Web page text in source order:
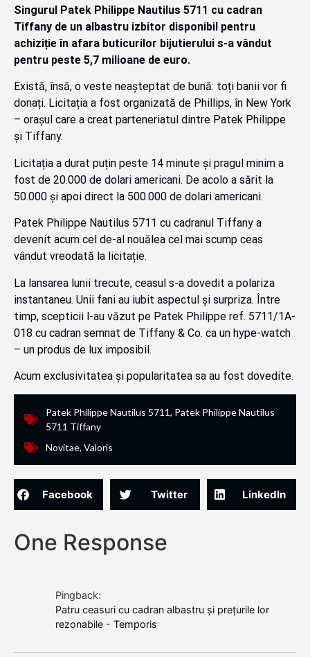
Singurul Patek Philippe Nautilus 5711 cu cadran
Tiffany de un albastru izbitor disponibil pentru
achiziție în afara buticurilor bijutierului s-a vândut
pentru peste 5,7 milioane de euro.
Există, însă, o veste neașteptat de bună: toți banii vor fi
donați. Licitația a fost organizată de Phillips, în New York
– orașul care a creat parteneriatul dintre Patek Philippe
și Tiffany.
Licitația a durat puțin peste 14 minute și pragul minim a
fost de 20.000 de dolari americani. De acolo a sărit la
50.000 și apoi direct la 500.000 de dolari americani.
Patek Philippe Nautilus 5711 cu cadranul Tiffany a
devenit acum cel de-al nouălea cel mai scump ceas
vândut vreodată la licitație.
La lansarea lunii trecute, ceasul s-a dovedit a polariza
instantaneu. Unii fani au iubit aspectul și surpriza. Între
timp, scepticii l-au văzut pe Patek Philippe ref. 5711/1A-
018 cu cadran semnat de Tiffany & Co. ca un hype-watch
– un produs de lux imposibil.
Acum exclusivitatea și popularitatea sa au fost dovedite.
Patek Philippe Nautilus 5711, Patek Philippe Nautilus
5711 Tiffany
Novitae, Valoris
Facebook Twitter LinkedIn
One Response
Pingback:
Patru ceasuri cu cadran albastru și prețurile lor
rezonabile - Temporis